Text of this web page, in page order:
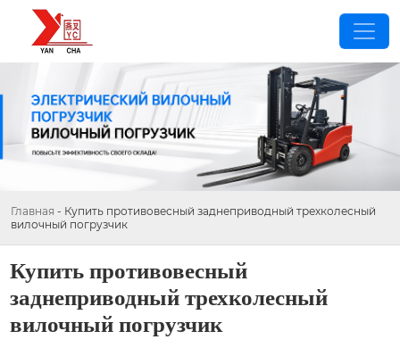
Главная - Купить противовесный заднеприводный трехколесный
вилочный погрузчик
Купить противовесный
заднеприводный трехколесный
вилочный погрузчик